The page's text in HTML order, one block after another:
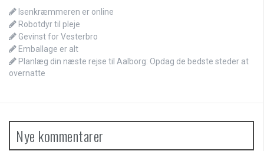
Isenkræmmeren er online
Robotdyr til pleje
Gevinst for Vesterbro
Emballage er alt
Planlæg din næste rejse til Aalborg: Opdag de bedste steder at
overnatte
Nye kommentarer